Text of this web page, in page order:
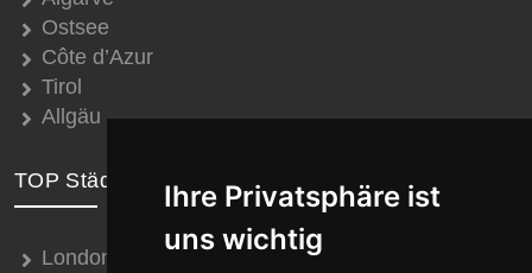
Ihre Privatsphäre ist
uns wichtig
Ostsee
Côte d’Azur
Tirol
Allgäu
TOP Städte
London